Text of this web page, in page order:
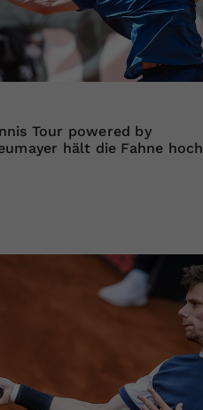
Tour powered by
hält die Fahne hoch